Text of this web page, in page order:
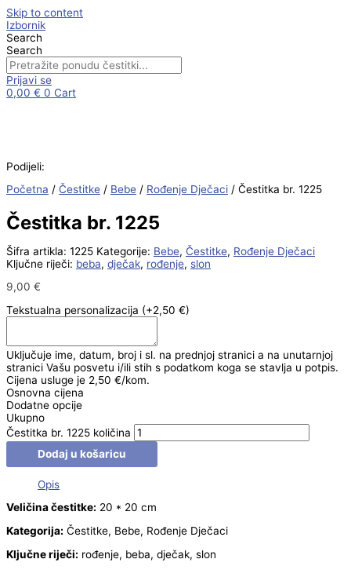
Skip to content
Izbornik
Search
Search
Prijavi se
0,00 € 0 Cart
Podijeli:
Početna / Čestitke / Bebe / Rođenje Dječaci / Čestitka br. 1225
Čestitka br. 1225
Šifra artikla: 1225 Kategorije: Bebe, Čestitke, Rođenje Dječaci
Ključne riječi: beba, dječak, rođenje, slon
9,00 €
Tekstualna personalizacija (+2,50 €)
Uključuje ime, datum, broj i sl. na prednjoj stranici a na unutarnjoj
stranici Vašu posvetu i/ili stih s podatkom koga se stavlja u potpis.
Cijena usluge je 2,50 €/kom.
Osnovna cijena
Dodatne opcije
Ukupno
Čestitka br. 1225 količina
Dodaj u košaricu
Opis
Veličina čestitke: 20 * 20 cm
Kategorija: Čestitke, Bebe, Rođenje Dječaci
Ključne riječi: rođenje, beba, dječak, slon